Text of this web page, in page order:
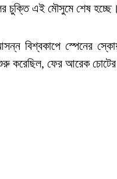
চুক্তি এই মৌসুমে শেষ হচ্ছে।
বিশ্বকাপে স্পেনের
করেছিল, ফের আরেক চোটের